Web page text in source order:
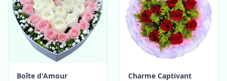
Boîte d'Amour Charme Captivant